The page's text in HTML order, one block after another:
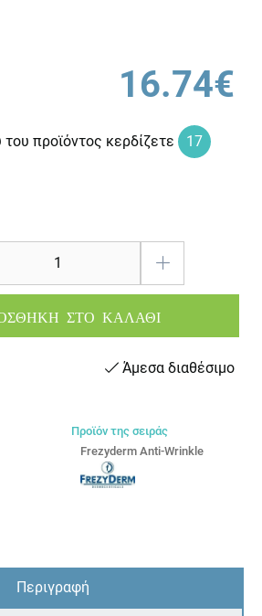
16.74€
προϊόντος κερδίζετε
17
ΣΤΟ ΚΑΛΑΘΙ
Άμεσα διαθέσιμο
Προϊόν της σειράς
Frezyderm Anti-Wrinkle
Περιγραφή